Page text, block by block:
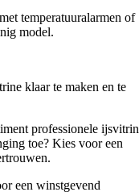
temperatuuralarmen of
model.
klaar te maken en te
professionele
toe? Kies voor een
een winstgevend